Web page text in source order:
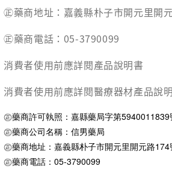
㊣藥商地址：嘉義縣朴子市開元里開
㊣藥商電話：05-3790099
消費者使用前應詳閱產品說明書
消費者使用前應詳閱醫療器材產品說
㊣藥商許可執照：嘉縣藥局字第5940011839
㊣藥商公司名稱：信男藥局
㊣藥商地址：嘉義縣朴子市開元里開元路174
㊣藥商電話：05-3790099